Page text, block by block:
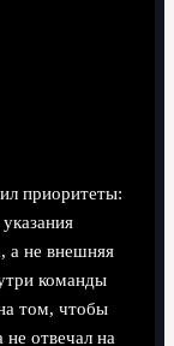
приоритеты:
а не внешняя
команды
том, чтобы
отвечал на